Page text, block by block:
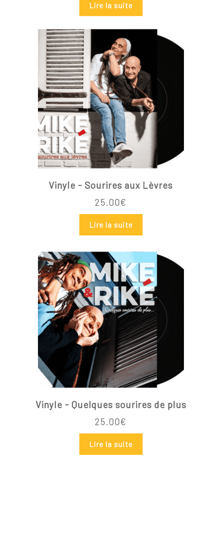
Lire la suite
Vinyle - Sourires aux Lèvres
25.00€
Lire la suite
Vinyle - Quelques sourires de plus
25.00€
Lire la suite